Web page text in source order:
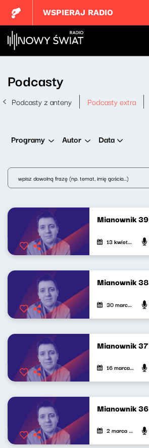
WSPIERAJ RADIO
Podcasty
Podcasty z anteny Podcasty extra
Programy Autor Data
Mianownik 39
13 kwietnia 2024
Mianownik 38
30 marca 2024
Mianownik 37
16 marca 2024
Mianownik 36
2 marca 2024